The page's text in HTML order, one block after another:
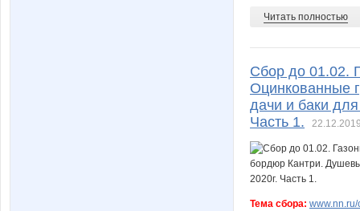
Читать полностью
Сбор до 01.02.
Оцинкованные
дачи и баки
Часть 1.
Тема сбора: